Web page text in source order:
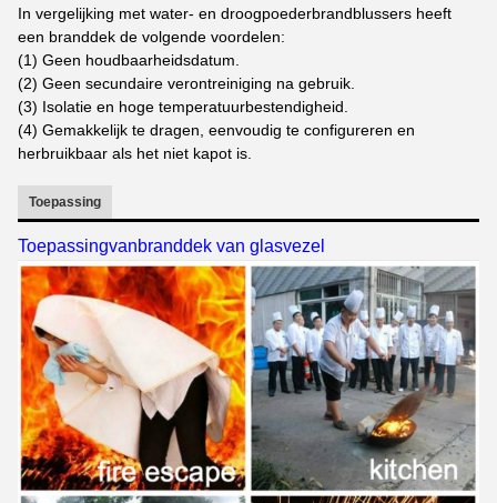
In vergelijking met water- en droogpoederbrandblussers heeft
een branddek de volgende voordelen:
(1) Geen houdbaarheidsdatum.
(2) Geen secundaire verontreiniging na gebruik.
(3) Isolatie en hoge temperatuurbestendigheid.
(4) Gemakkelijk te dragen, eenvoudig te configureren en
herbruikbaar als het niet kapot is.
Toepassing
Toepassingvanbranddek van glasvezel